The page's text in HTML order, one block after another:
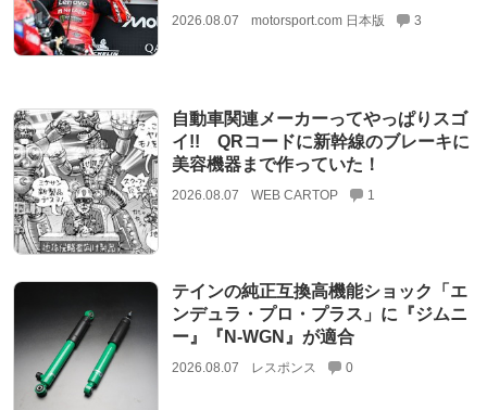
2026.08.07 motorsport.com 日本版 3
自動車関連メーカーってやっぱりスゴ
イ!! QRコードに新幹線のブレーキに
美容機器まで作っていた！
2026.08.07 WEB CARTOP 1
テインの純正互換高機能ショック「エ
ンデュラ・プロ・プラス」に『ジムニ
ー』『N-WGN』が適合
2026.08.07 レスポンス 0